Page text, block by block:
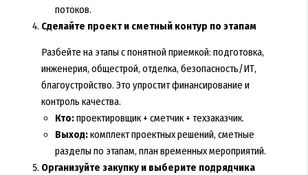
потоков.
Сделайте проект и сметный контур по этапам
Разбейте на этапы с понятной приемкой: подготовка,
инженерия, общестрой, отделка, безопасность/ИТ,
благоустройство. Это упростит финансирование и
контроль качества.
Кто:проектировщик + сметчик + техзаказчик.
Выход:комплект проектных решений, сметные
разделы по этапам, план временных мероприятий.
Организуйте закупку и выберите подрядчика